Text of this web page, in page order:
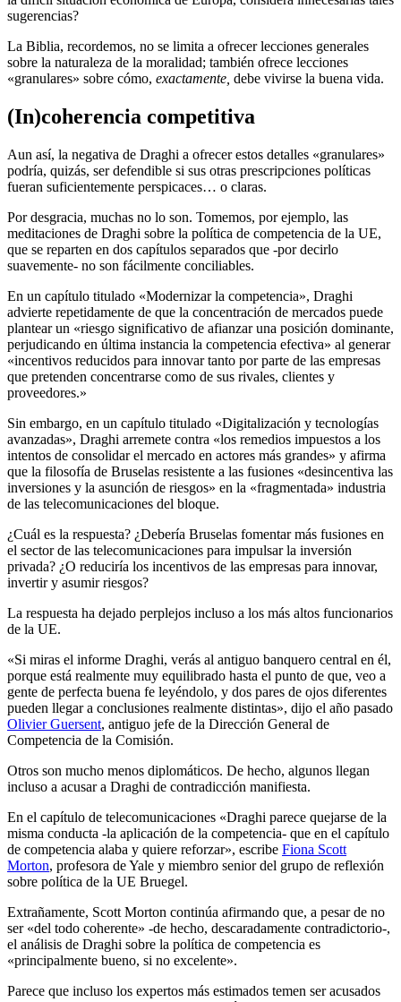
sugerencias?
La Biblia, recordemos, no se limita a ofrecer lecciones generales
sobre la naturaleza de la moralidad; también ofrece lecciones
«granulares» sobre cómo, exactamente, debe vivirse la buena vida.
(In)coherencia competitiva
Aun así, la negativa de Draghi a ofrecer estos detalles «granulares»
podría, quizás, ser defendible si sus otras prescripciones políticas
fueran suficientemente perspicaces… o claras.
Por desgracia, muchas no lo son. Tomemos, por ejemplo, las
meditaciones de Draghi sobre la política de competencia de la UE,
que se reparten en dos capítulos separados que -por decirlo
suavemente- no son fácilmente conciliables.
En un capítulo titulado «Modernizar la competencia», Draghi
advierte repetidamente de que la concentración de mercados puede
plantear un «riesgo significativo de afianzar una posición dominante,
perjudicando en última instancia la competencia efectiva» al generar
«incentivos reducidos para innovar tanto por parte de las empresas
que pretenden concentrarse como de sus rivales, clientes y
proveedores.»
Sin embargo, en un capítulo titulado «Digitalización y tecnologías
avanzadas», Draghi arremete contra «los remedios impuestos a los
intentos de consolidar el mercado en actores más grandes» y afirma
que la filosofía de Bruselas resistente a las fusiones «desincentiva las
inversiones y la asunción de riesgos» en la «fragmentada» industria
de las telecomunicaciones del bloque.
¿Cuál es la respuesta? ¿Debería Bruselas fomentar más fusiones en
el sector de las telecomunicaciones para impulsar la inversión
privada? ¿O reduciría los incentivos de las empresas para innovar,
invertir y asumir riesgos?
La respuesta ha dejado perplejos incluso a los más altos funcionarios
de la UE.
«Si miras el informe Draghi, verás al antiguo banquero central en él,
porque está realmente muy equilibrado hasta el punto de que, veo a
gente de perfecta buena fe leyéndolo, y dos pares de ojos diferentes
pueden llegar a conclusiones realmente distintas», dijo el año pasado
Olivier Guersent, antiguo jefe de la Dirección General de
Competencia de la Comisión.
Otros son mucho menos diplomáticos. De hecho, algunos llegan
incluso a acusar a Draghi de contradicción manifiesta.
En el capítulo de telecomunicaciones «Draghi parece quejarse de la
misma conducta -la aplicación de la competencia- que en el capítulo
de competencia alaba y quiere reforzar», escribe Fiona Scott
Morton, profesora de Yale y miembro senior del grupo de reflexión
sobre política de la UE Bruegel.
Extrañamente, Scott Morton continúa afirmando que, a pesar de no
ser «del todo coherente» -de hecho, descaradamente contradictorio-,
el análisis de Draghi sobre la política de competencia es
«principalmente bueno, si no excelente».
Parece que incluso los expertos más estimados temen ser acusados